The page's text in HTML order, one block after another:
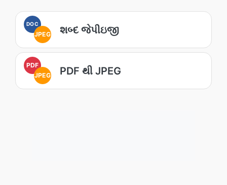
DOC
JPEG શબ્દ જેપીઇજી
PDF
JPEG
PDF થી JPEG